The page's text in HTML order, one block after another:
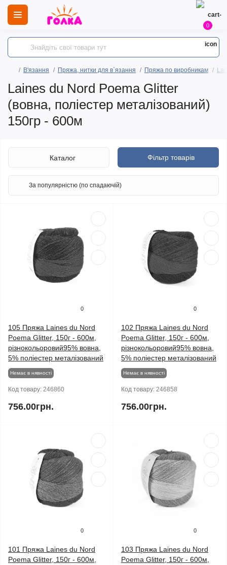
0
В'язання Пряжа, нитки для в`язання Пряжа по виробникам
Laines du Nord Poema Glitter
(вовна, поліестер металізований)
150гр - 600м
Фільтр товарів
Каталог
0
105 Пряжа Laines du Nord
Poema Glitter, 150г - 600м,
різнокольоровий95% вовна,
5% поліестер металізований
Немає в нявності
Код товару: 246860
756.00грн.
0
102 Пряжа Laines du Nord
Poema Glitter, 150г - 600м,
різнокольоровий95% вовна,
5% поліестер металізований
Немає в нявності
Код товару: 246858
756.00грн.
0
101 Пряжа Laines du Nord
Poema Glitter, 150г - 600м,
0
103 Пряжа Laines du Nord
Poema Glitter, 150г - 600м,